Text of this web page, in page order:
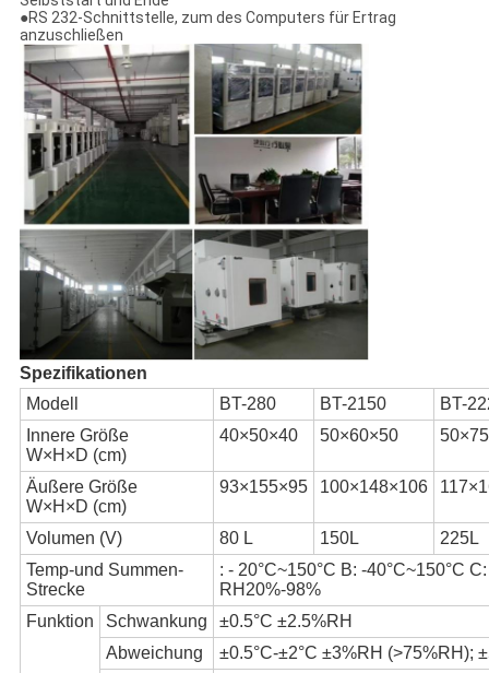
●RS 232-Schnittstelle, zum des Computers für Ertrag
anzuschließen
Spezifikationen
Modell
BT-280 BT-2150
BT-
Innere Größe
W×H×D (cm)
40×50×40 50×60×50
Äußere Größe
W×H×D (cm)
93×155×95 100×148×106
Volumen (V) 80 L 150L
225L
Temp-und Summen-
Strecke
: - 20°C~150°C B: -40°C~150°C
RH20%-98%
Funktion
Schwankung
±0.5°C ±2.5%RH
Abweichung
±0.5°C-±2°C ±3%RH (>75%RH);